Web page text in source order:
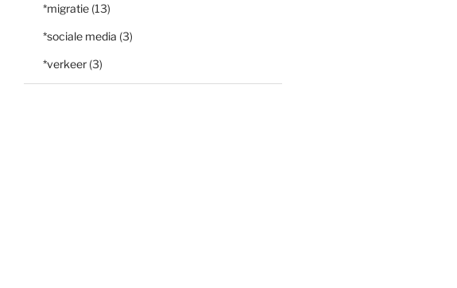
*migratie(13)
*sociale media (3)
*verkeer(3)